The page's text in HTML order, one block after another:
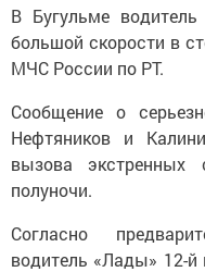
В Бугульме
большой скорости в
МЧС России по РТ.
Сообщение о
Нефтяников и
вызова
полуночи.
Согласно
водитель «Лады» 12-